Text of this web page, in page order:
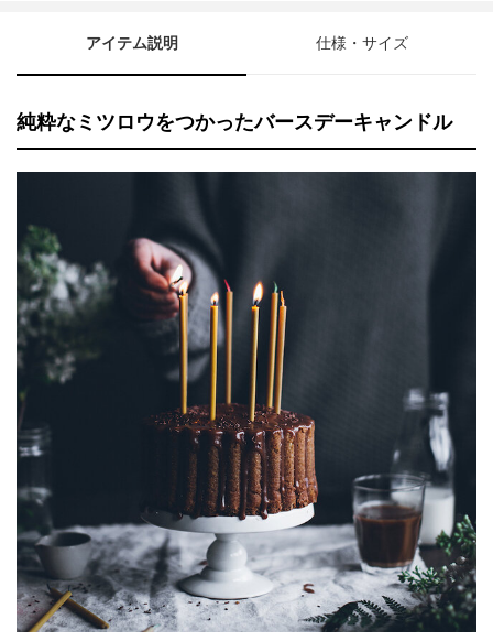
アイテム説明 仕様・サイズ
純粋なミツロウをつかったバースデーキャンドル